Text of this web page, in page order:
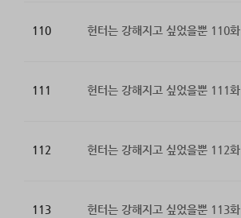
110 헌터는 강해지고 싶었을뿐 110화
111 헌터는 강해지고 싶었을뿐 111화
112 헌터는 강해지고 싶었을뿐 112화
113 헌터는 강해지고 싶었을뿐 113화